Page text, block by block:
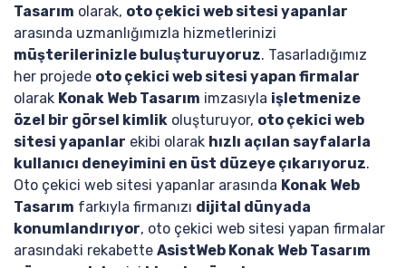
Tasarım olarak, oto çekici web sitesi yapanlar
arasında uzmanlığımızla hizmetlerinizi
müşterilerinizle buluşturuyoruz. Tasarladığımız
her projede oto çekici web sitesi yapan firmalar
olarak Konak Web Tasarım imzasıyla işletmenize
özel bir görsel kimlik oluşturuyor, oto çekici web
sitesi yapanlar ekibi olarak hızlı açılan sayfalarla
kullanıcı deneyimini en üst düzeye çıkarıyoruz.
Oto çekici web sitesi yapanlar arasında Konak Web
Tasarım farkıyla firmanızı dijital dünyada
konumlandırıyor, oto çekici web sitesi yapan firmalar
arasındaki rekabette AsistWeb Konak Web Tasarım